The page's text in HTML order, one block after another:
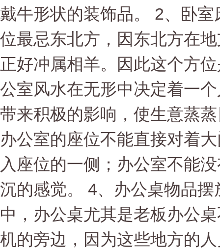
戴牛形状的装饰品。 2、卧
位最忌东北方，因东北方在
正好冲属相羊。因此这个方
公室风水在无形中决定着一
带来积极的影响，使生意蒸
办公室的座位不能直接对着
入座位的一侧；办公室不能
沉的感觉。 4、办公桌物品
中，办公桌尤其是老板办公
机的旁边，因为这些地方的